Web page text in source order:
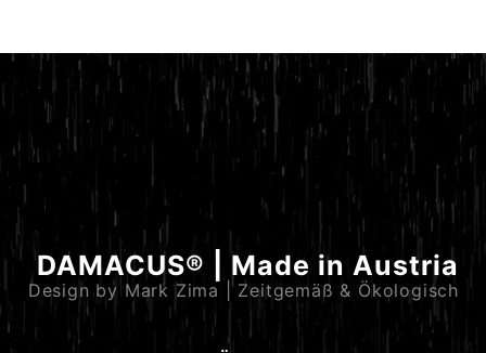
DAMACUS® | Made in Austria
Design by Mark Zima | Zeitgemäß & Ökologisch